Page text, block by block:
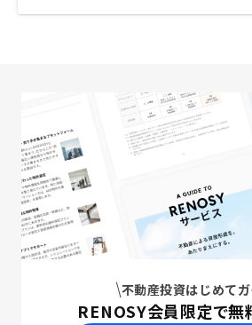
不動産投資はじめて
RENOSY会員限定で無